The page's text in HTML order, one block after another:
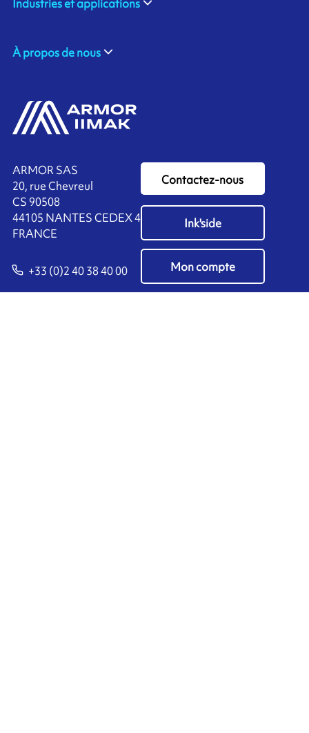
ARMOR SAS
20, rue Chevreul
CS 90508
44105 NANTES CEDEX 4
FRANCE
+33 (0)2 40 38 40 00
Contactez-nous
Ink'side
Mon compte
Industries et applications
À propos de nous